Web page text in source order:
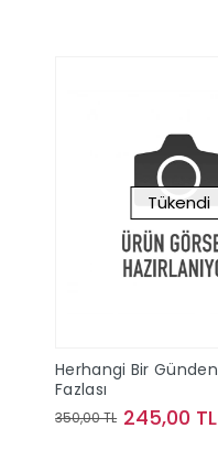
Tükendi
Herhangi Bir Günden
Fazlası
350,00 TL 245,00 TL